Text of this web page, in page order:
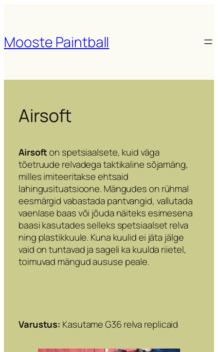
Mooste Paintball
Airsoft
Airsofton spetsiaalsete, kuid väga
tõetruude relvadega taktikaline sõjamäng,
milles imiteeritakse ehtsaid
lahingusituatsioone. Mängudes on rühmal
eesmärgid vabastada pantvangid, vallutada
vaenlase baas või jõuda näiteks esimesena
baasi kasutades selleks spetsiaalset relva
ning plastikkuule. Kuna kuulid ei jäta jälge
vaid on tuntavad ja sageli ka kuulda riietel,
toimuvad mängud aususe peale.
Varustus: Kasutame G36 relva replicaid